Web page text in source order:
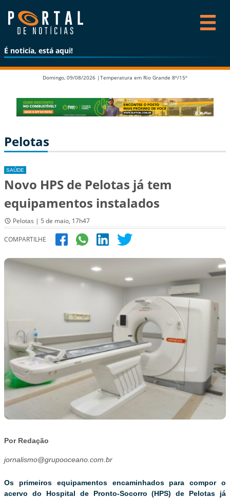
É noticía, está aqui!
Domingo, 09/08/2026 | Temperatura em Rio Grande 8º/15º
Pelotas
SAÚDE
Novo HPS de Pelotas já tem
equipamentos instalados
Pelotas | 5 de maio, 17h47
COMPARTILHE
Por Redação
jornalismo@grupooceano.com.br
Os primeiros equipamentos encaminhados para compor o
acervo do Hospital de Pronto-Socorro (HPS) de Pelotas já